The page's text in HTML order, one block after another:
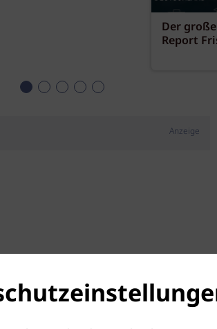
Der
Report
Anzeige